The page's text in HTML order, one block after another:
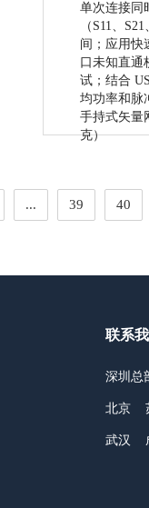
单次连接同
（S11、
间；应用快
口未知直通
试；结合
均功率和脉
手持式矢量
克）
... 39 40
联系
深圳总
北京
武汉